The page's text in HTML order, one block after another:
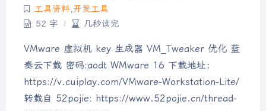
工具资料,开发工具
52 字
| 几秒读完
VMware 虚拟机 key 生成器 VM_Tweaker 优化 蓝
奏云下载 密码:aodt WMware 16 下载地址：
https://v.cuiplay.com/VMware-Workstation-Lite/
转载自 52pojie: https://www.52pojie.cn/thread-